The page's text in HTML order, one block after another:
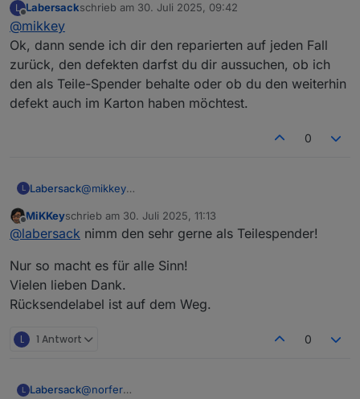
mein System.
Ich hatte drei Stück als funktionierend gekauft. Zwei
davon sind jetzt bei dir….
Der dritte funktioniert in meinem Testaufbau… auch
L
Offline
Labersackschrieb am 30. Juli 2025, 09:42
zuletzt editiert von
@mikkey
Ok, dann sende ich dir den reparierten auf jeden Fall
zurück, den defekten darfst du dir aussuchen, ob ich
den als Teile-Spender behalte oder ob du den weiterhin
defekt auch im Karton haben möchtest.
0
L Labersack@mikkey
Fall zurück, den defekten darfst du dir aussuchen,
ob ich den als Teile-Spender behalte oder ob du
möchtest.
Offline
MiKKeyschrieb am 30. Juli 2025, 11:13
zuletzt editiert von
@labersack nimm den sehr gerne als Teilespender!
Nur so macht es für alle Sinn!
Vielen lieben Dank.
Rücksendelabel ist auf dem Weg.
L 1 Antwort 0
L Labersack@norfer